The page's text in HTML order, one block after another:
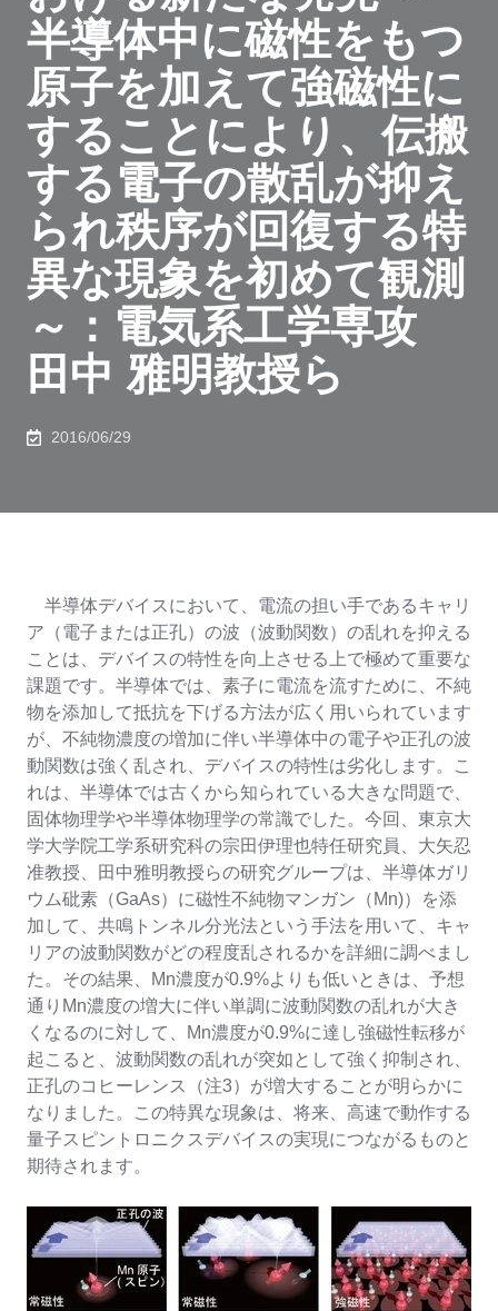
半導体中に磁性をもつ
原子を加えて強磁性に
することにより、伝搬
する電子の散乱が抑え
られ秩序が回復する特
異な現象を初めて観測
～：電気系工学専攻
田中 雅明教授ら
2016/06/29
半導体デバイスにおいて、電流の担い手であるキャリ
ア（電子または正孔）の波（波動関数）の乱れを抑える
ことは、デバイスの特性を向上させる上で極めて重要な
課題です。半導体では、素子に電流を流すために、不純
物を添加して抵抗を下げる方法が広く用いられています
が、不純物濃度の増加に伴い半導体中の電子や正孔の波
動関数は強く乱され、デバイスの特性は劣化します。こ
れは、半導体では古くから知られている大きな問題で、
固体物理学や半導体物理学の常識でした。今回、東京大
学大学院工学系研究科の宗田伊理也特任研究員、大矢忍
准教授、田中雅明教授らの研究グループは、半導体ガリ
ウム砒素（GaAs）に磁性不純物マンガン（Mn)）を添
加して、共鳴トンネル分光法という手法を用いて、キャ
リアの波動関数がどの程度乱されるかを詳細に調べまし
た。その結果、Mn濃度が0.9%よりも低いときは、予想
通りMn濃度の増大に伴い単調に波動関数の乱れが大き
くなるのに対して、Mn濃度が0.9%に達し強磁性転移が
起こると、波動関数の乱れが突如として強く抑制され、
正孔のコヒーレンス（注3）が増大することが明らかに
なりました。この特異な現象は、将来、高速で動作する
量子スピントロニクスデバイスの実現につながるものと
期待されます。